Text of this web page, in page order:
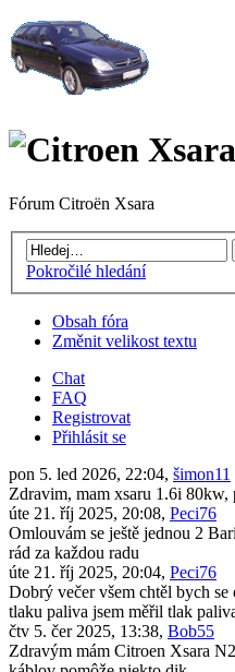
Fórum Citroën Xsara
Pokročilé hledání
Obsah fóra
Změnit velikost textu
Chat
FAQ
Registrovat
Přihlásit se
pon 5. led 2026, 22:04, šimon11
Zdravim, mam xsaru 1.6i 80kw,
úte 21. říj 2025, 20:08, Peci76
Omlouvám se ještě jednou 2
rád za každou radu
úte 21. říj 2025, 20:04, Peci76
Dobrý večer všem chtěl bych
tlaku paliva jsem měřil tlak
čtv 5. čer 2025, 13:38, Bob55
Zdravým mám Citroen Xsara